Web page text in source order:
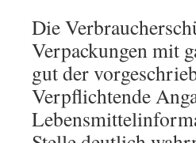
Die
Verpackungen mit
gut der
Verpflichtende